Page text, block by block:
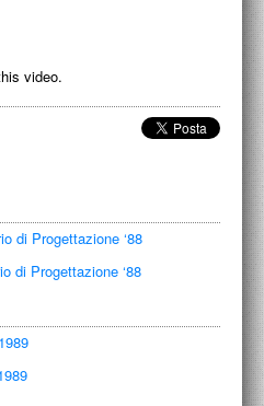
MODERNA
video.
di Progettazione ‘88